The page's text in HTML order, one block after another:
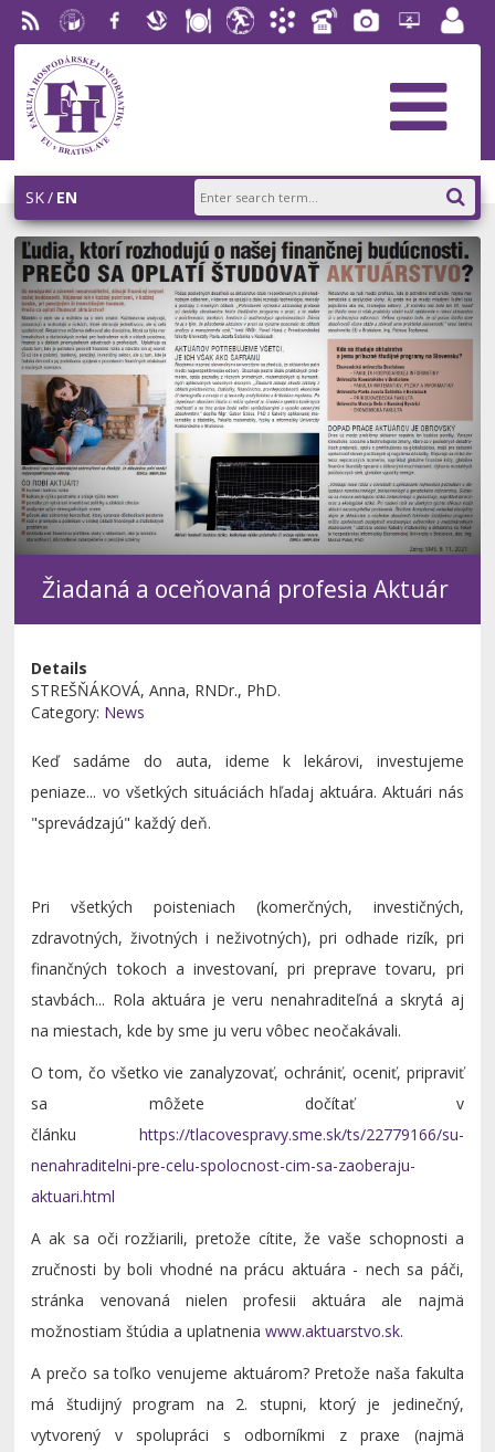
RSS University
of
Economics
in
Bratislava
Facebook
SlovakDiningStudentAcademic
PhoneGalleryHelpdesk
EUBAportal
SK EN
Žiadaná a oceňovaná profesia Aktuár
Details
STREŠŇÁKOVÁ, Anna, RNDr., PhD.
Category: News
Keď sadáme do auta, ideme k lekárovi, investujeme
peniaze... vo všetkých situáciách hľadaj aktuára. Aktuári nás
"sprevádzajú" každý deň.
Pri všetkých poisteniach (komerčných, investičných,
zdravotných, životných i neživotných), pri odhade rizík, pri
finančných tokoch a investovaní, pri preprave tovaru, pri
stavbách... Rola aktuára je veru nenahraditeľná a skrytá aj
na miestach, kde by sme ju veru vôbec neočakávali.
O tom, čo všetko vie zanalyzovať, ochrániť, oceniť, pripraviť
sa môžete dočítať v
článku https://tlacovespravy.sme.sk/ts/22779166/su-
nenahraditelni-pre-celu-spolocnost-cim-sa-zaoberaju-
aktuari.html
A ak sa oči rozžiarili, pretože cítite, že vaše schopnosti a
zručnosti by boli vhodné na prácu aktuára - nech sa páči,
stránka venovaná nielen profesii aktuára ale najmä
možnostiam štúdia a uplatneniawww.aktuarstvo.sk.
A prečo sa toľko venujeme aktuárom? Pretože naša fakulta
má študijný program na 2. stupni, ktorý je jedinečný,
vytvorený v spolupráci s odborníkmi z praxe (najmä